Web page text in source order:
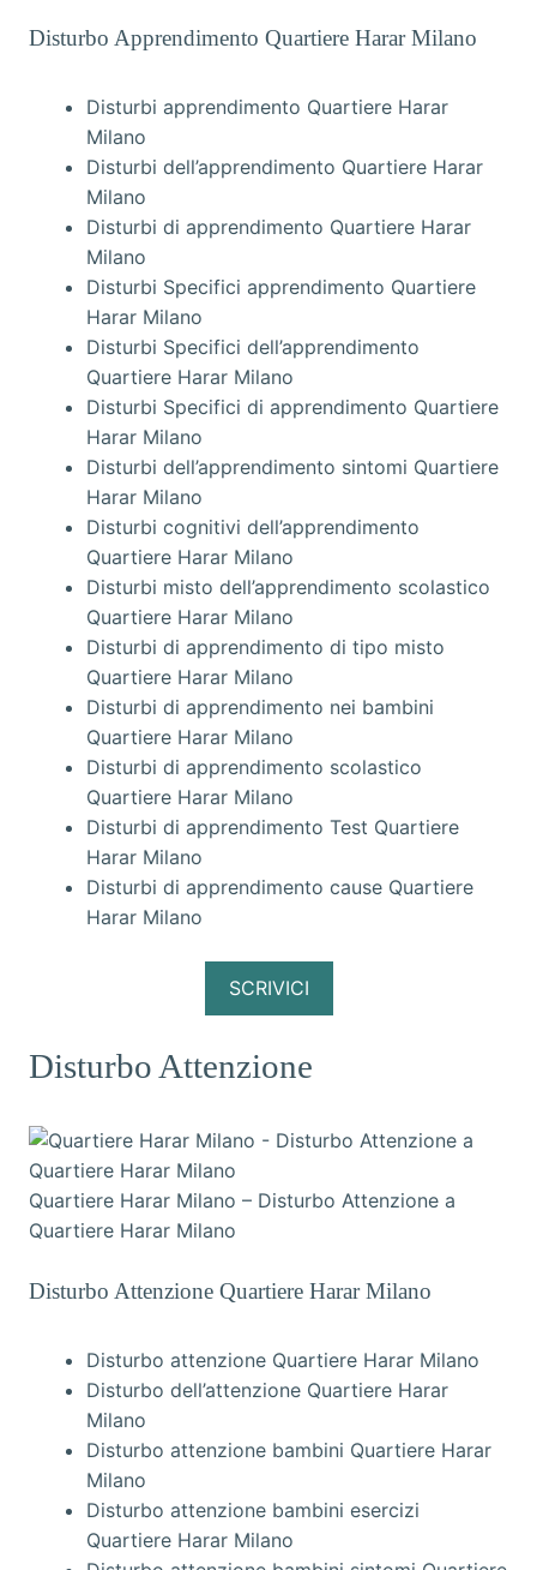
Disturbo Apprendimento Quartiere Harar Milano
Disturbi apprendimento Quartiere Harar
Milano
Disturbi dell’apprendimento Quartiere Harar
Milano
Disturbi di apprendimento Quartiere Harar
Milano
Disturbi Specifici apprendimento Quartiere
Harar Milano
Disturbi Specifici dell’apprendimento
Quartiere Harar Milano
Disturbi Specifici di apprendimento Quartiere
Harar Milano
Disturbi dell’apprendimento sintomi Quartiere
Harar Milano
Disturbi cognitivi dell’apprendimento
Quartiere Harar Milano
Disturbi misto dell’apprendimento scolastico
Quartiere Harar Milano
Disturbi di apprendimento di tipo misto
Quartiere Harar Milano
Disturbi di apprendimento nei bambini
Quartiere Harar Milano
Disturbi di apprendimento scolastico
Quartiere Harar Milano
Disturbi di apprendimento Test Quartiere
Harar Milano
Disturbi di apprendimento cause Quartiere
Harar Milano
SCRIVICI
Disturbo Attenzione
Quartiere Harar Milano – Disturbo Attenzione a
Quartiere Harar Milano
Disturbo Attenzione Quartiere Harar Milano
Disturbo attenzione Quartiere Harar Milano
Disturbo dell’attenzione Quartiere Harar
Milano
Disturbo attenzione bambini Quartiere Harar
Milano
Disturbo attenzione bambini esercizi
Quartiere Harar Milano